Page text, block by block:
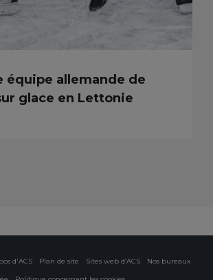
équipe allemande de
glace en Lettonie
d'ACS Plan de site Sites web d’ACS
Nos bureaux